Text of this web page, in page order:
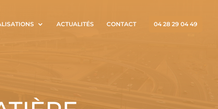
ACTUALITÉS CONTACT 04 28 29 04 49